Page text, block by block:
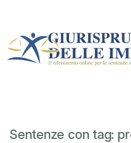
Sentenze con tag: